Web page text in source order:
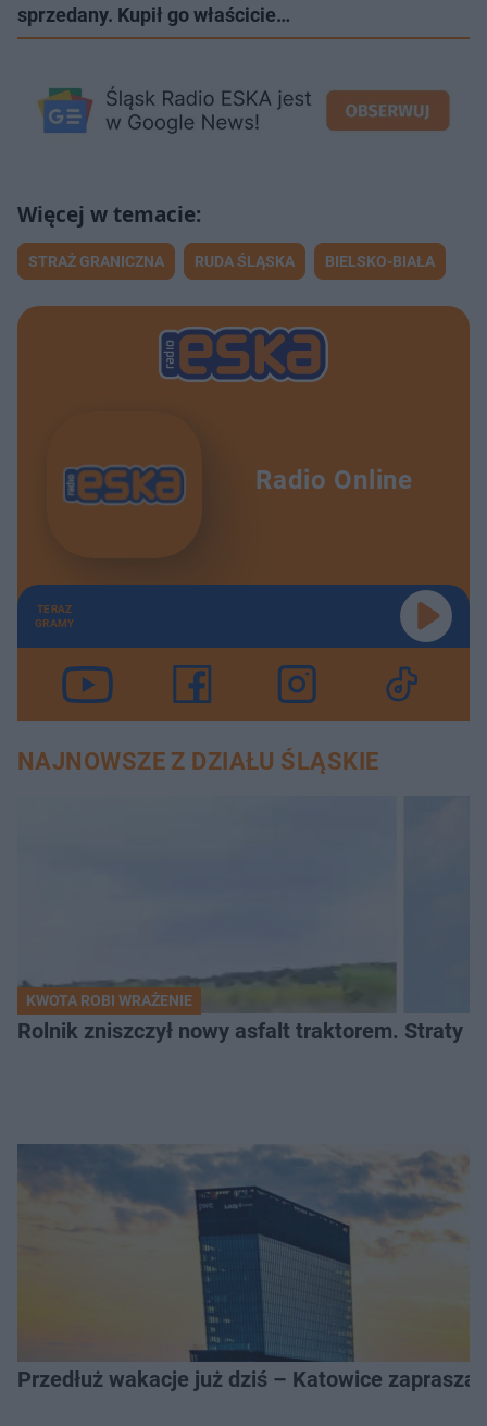
sprzedany. Kupił go właścicie…
STRAŻ GRANICZNA RUDA ŚLĄSKA BIELSKO-BIAŁA
Radio Online
TERAZ
GRAMY
NAJNOWSZE Z DZIAŁU ŚLĄSKIE
KWOTA ROBI WRAŻENIE
Rolnik zniszczył nowy asfalt traktorem. Straty
Przedłuż wakacje już dziś – Katowice